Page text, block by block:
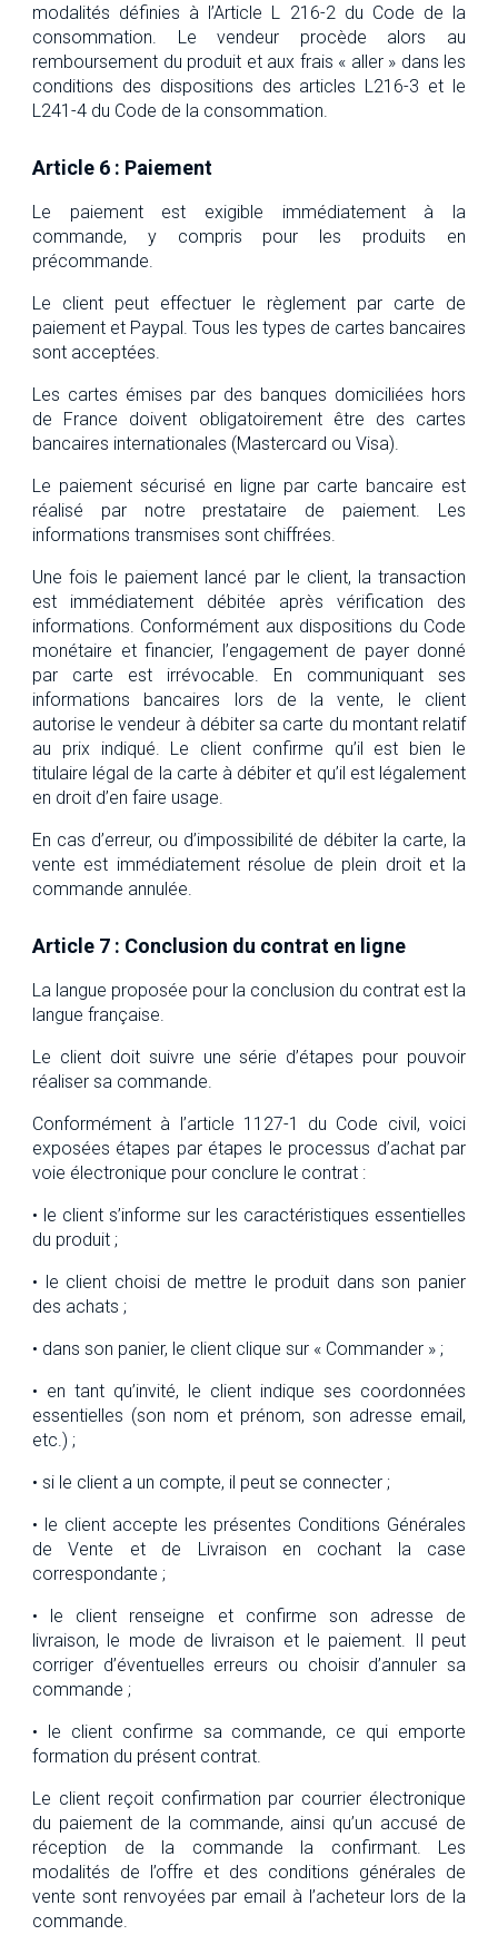
modalités définies à l’Article L 216-2 du Code de la
consommation. Le vendeur procède alors au
remboursement du produit et aux frais « aller » dans les
conditions des dispositions des articles L216-3 et le
L241-4 du Code de la consommation.
Article 6 : Paiement
Le paiement est exigible immédiatement à la
commande, y compris pour les produits en
précommande.
Le client peut effectuer le règlement par carte de
paiement et Paypal. Tous les types de cartes bancaires
sont acceptées.
Les cartes émises par des banques domiciliées hors
de France doivent obligatoirement être des cartes
bancaires internationales (Mastercard ou Visa).
Le paiement sécurisé en ligne par carte bancaire est
réalisé par notre prestataire de paiement. Les
informations transmises sont chiffrées.
Une fois le paiement lancé par le client, la transaction
est immédiatement débitée après vérification des
informations. Conformément aux dispositions du Code
monétaire et financier, l’engagement de payer donné
par carte est irrévocable. En communiquant ses
informations bancaires lors de la vente, le client
autorise le vendeur à débiter sa carte du montant relatif
au prix indiqué. Le client confirme qu’il est bien le
titulaire légal de la carte à débiter et qu’il est légalement
en droit d’en faire usage.
En cas d’erreur, ou d’impossibilité de débiter la carte, la
vente est immédiatement résolue de plein droit et la
commande annulée.
Article 7 : Conclusion du contrat en ligne
La langue proposée pour la conclusion du contrat est la
langue française.
Le client doit suivre une série d’étapes pour pouvoir
réaliser sa commande.
Conformément à l’article 1127-1 du Code civil, voici
exposées étapes par étapes le processus d’achat par
voie électronique pour conclure le contrat :
• le client s’informe sur les caractéristiques essentielles
du produit ;
• le client choisi de mettre le produit dans son panier
des achats ;
• dans son panier, le client clique sur « Commander » ;
• en tant qu’invité, le client indique ses coordonnées
essentielles (son nom et prénom, son adresse email,
etc.) ;
• si le client a un compte, il peut se connecter ;
• le client accepte les présentes Conditions Générales
de Vente et de Livraison en cochant la case
correspondante ;
• le client renseigne et confirme son adresse de
livraison, le mode de livraison et le paiement. Il peut
corriger d’éventuelles erreurs ou choisir d’annuler sa
commande ;
• le client confirme sa commande, ce qui emporte
formation du présent contrat.
Le client reçoit confirmation par courrier électronique
du paiement de la commande, ainsi qu’un accusé de
réception de la commande la confirmant. Les
modalités de l’offre et des conditions générales de
vente sont renvoyées par email à l’acheteur lors de la
commande.